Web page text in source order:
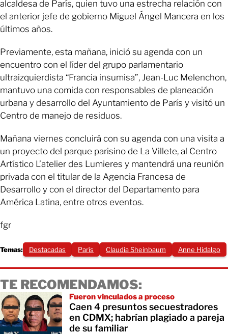
alcaldesa de París, quien tuvo una estrecha relación con
el anterior jefe de gobierno Miguel Ángel Mancera en los
últimos años.
Previamente, esta mañana, inició su agenda con un
encuentro con el líder del grupo parlamentario
ultraizquierdista “Francia insumisa”, Jean-Luc Melenchon,
mantuvo una comida con responsables de planeación
urbana y desarrollo del Ayuntamiento de París y visitó un
Centro de manejo de residuos.
Mañana viernes concluirá con su agenda con una visita a
un proyecto del parque parisino de La Villete, al Centro
Artístico L’atelier des Lumieres y mantendrá una reunión
privada con el titular de la Agencia Francesa de
Desarrollo y con el director del Departamento para
América Latina, entre otros eventos.
fgr
Temas: Destacadas París Claudia Sheinbaum Anne Hidalgo
TE RECOMENDAMOS:
Fueron vinculados a proceso
Caen 4 presuntos secuestradores
en CDMX; habrían plagiado a pareja
de su familiar